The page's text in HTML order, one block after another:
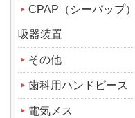
CPAP（シーパップ
吸器装置
その他
歯科用ハンドピース
電気メス